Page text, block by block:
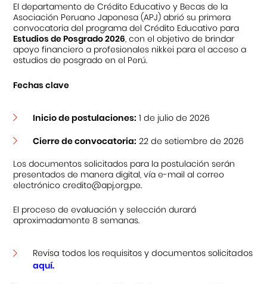
Portal APJ
Centro Cultural Peruano Japonés
Cursos
Teatro Peruano Japonés
El departamento de Crédito Educativo y Becas de la
Asociación Peruano Japonesa (APJ) abrió su primera
convocatoria del programa del Crédito Educativo para
Estudios de Posgrado 2026, con el objetivo de brindar
apoyo financiero a profesionales nikkei para el acceso a
estudios de posgrado en el Perú.
Fechas clave
Inicio de postulaciones: 1 de julio de 2026
Cierre de convocatoria: 22 de setiembre de 2026
Los documentos solicitados para la postulación serán
presentados de manera digital, vía e-mail al correo
electrónicocredito@apj.org.pe.
El proceso de evaluación y selección durará
aproximadamente 8 semanas.
Revisa todos los requisitos y documentos solicitados
aquí.